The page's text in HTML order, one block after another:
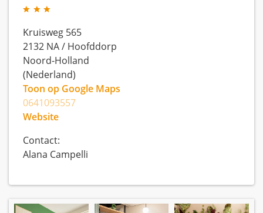
Kruisweg 565
2132 NA/ Hoofddorp
Noord-Holland
(Nederland)
Toon op Google Maps
0641093557
Website
Contact:
Alana Campelli